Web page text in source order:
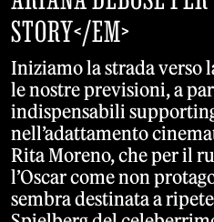
STORY</EM>
Iniziamo la strada verso
le nostre previsioni, a
indispensabili
nell’adattamento
Rita Moreno, che per il
l’Oscar come non
sembra destinata a